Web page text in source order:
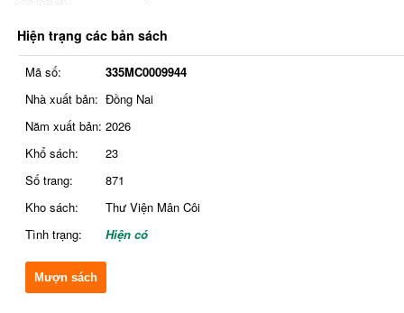
Hiện trạng các bản sách
Mã số:
335MC0009944
Nhà xuất bản: Đồng Nai
Năm xuất bản: 2026
Khổ sách:
23
Số trang:
871
Kho sách:
Thư Viện Mân Côi
Tình trạng:
Hiện có
Mượn sách